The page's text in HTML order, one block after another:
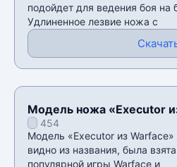
подойдет для ведения боя на
Удлиненное лезвие ножа с
Модель ножа «Executor
v34454
Модель «Executor из
видно из названия, была
популярной игры Warface и